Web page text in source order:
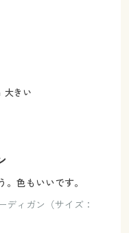
大きい
色もいいです。
ディガン（サイズ：